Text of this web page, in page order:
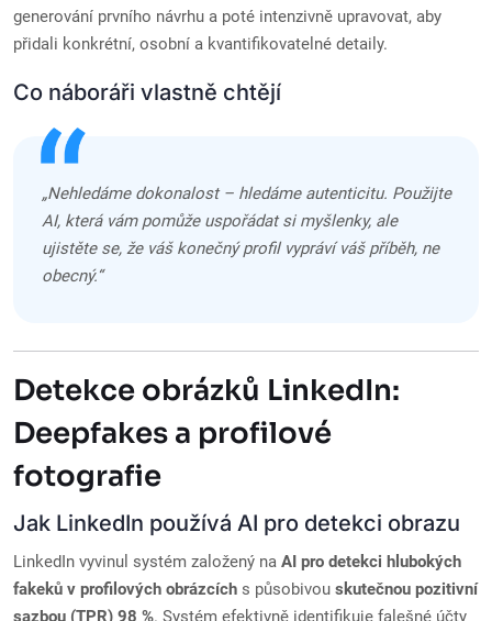
generování prvního návrhu a poté intenzivně upravovat, aby
přidali konkrétní, osobní a kvantifikovatelné detaily.
Co náboráři vlastně chtějí
„Nehledáme dokonalost – hledáme autenticitu. Použijte
AI, která vám pomůže uspořádat si myšlenky, ale
ujistěte se, že váš konečný profil vypráví váš příběh, ne
obecný.“
Detekce obrázků LinkedIn:
Deepfakes a profilové
fotografie
Jak LinkedIn používá AI pro detekci obrazu
LinkedIn vyvinul systém založený na AI pro detekci hlubokých
fakeků v profilových obrázcích s působivou skutečnou pozitivní
sazbou (TPR) 98 %. Systém efektivně identifikuje falešné účty